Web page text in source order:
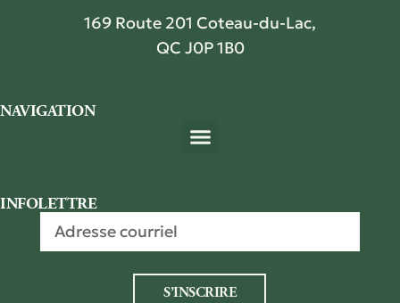
169 Route 201 Coteau-du-Lac,
QC J0P 1B0
NAVIGATION
INFOLETTRE
S’INSCRIRE